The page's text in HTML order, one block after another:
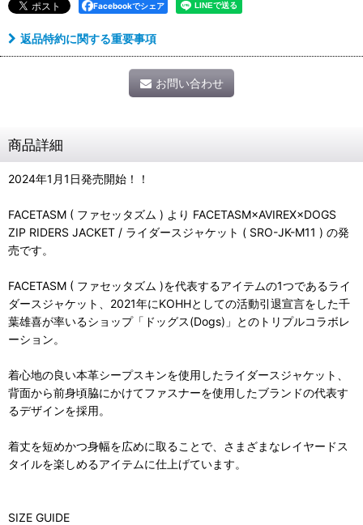
Facebookでシェア
返品特約に関する重要事項
お問い合わせ
商品詳細
2024年1月1日発売開始！！
FACETASM ( ファセッタズム ) より FACETASM×AVIREX×DOGS
ZIP RIDERS JACKET / ライダースジャケット ( SRO-JK-M11 ) の発
売です。
FACETASM ( ファセッタズム )を代表するアイテムの1つであるライ
ダースジャケット、2021年にKOHHとしての活動引退宣言をした千
葉雄喜が率いるショップ「ドッグス(Dogs)」とのトリプルコラボレ
ーション。
着心地の良い本革シープスキンを使用したライダースジャケット、
背面から前身頃脇にかけてファスナーを使用したブランドの代表す
るデザインを採用。
着丈を短めかつ身幅を広めに取ることで、さまざまなレイヤードス
タイルを楽しめるアイテムに仕上げています。
SIZE GUIDE